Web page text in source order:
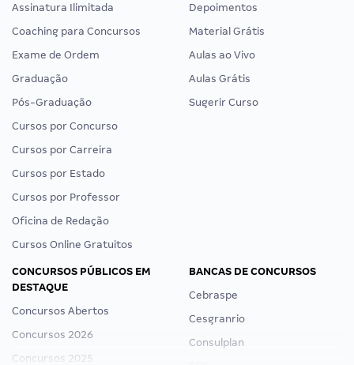
Assinatura Ilimitada
Coaching para Concursos
Exame de Ordem
Graduação
Pós-Graduação
Cursos por Concurso
Cursos por Carreira
Cursos por Estado
Cursos por Professor
Oficina de Redação
Cursos Online Gratuitos
Depoimentos
Material Grátis
Aulas ao Vivo
Aulas Grátis
Sugerir Curso
CONCURSOS PÚBLICOS EM
DESTAQUE
Concursos Abertos
Concursos 2026
Concursos 2025
BANCAS DE CONCURSOS
Cebraspe
Cesgranrio
Consulplan